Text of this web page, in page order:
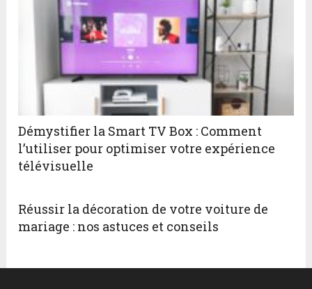
Démystifier la Smart TV Box : Comment
l’utiliser pour optimiser votre expérience
télévisuelle
Réussir la décoration de votre voiture de
mariage : nos astuces et conseils